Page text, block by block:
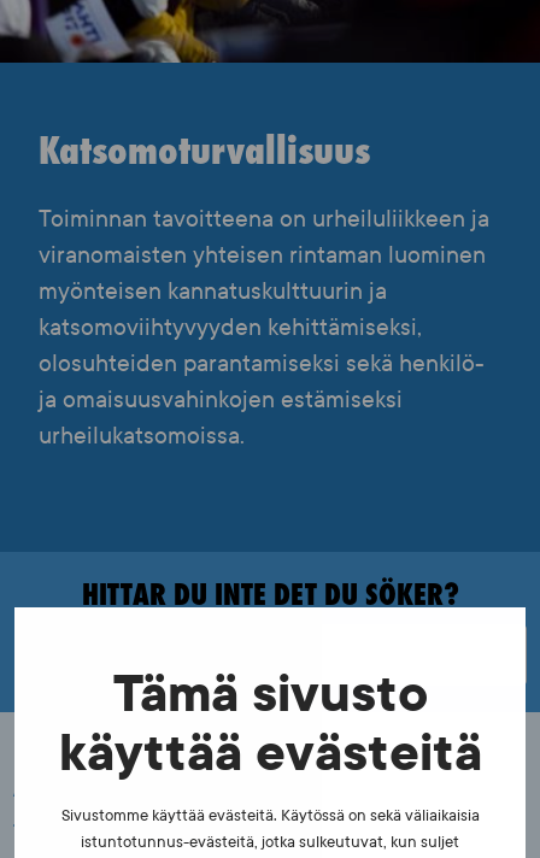
Tämä sivusto
käyttää evästeitä
Sivustomme käyttää evästeitä. Käytössä on sekä väliaikaisia
istuntotunnus-evästeitä, jotka sulkeutuvat, kun suljet
Katsomoturvallisuus
Toiminnan tavoitteena on urheiluliikkeen ja
viranomaisten yhteisen rintaman luominen
myönteisen kannatuskulttuurin ja
katsomoviihtyvyyden kehittämiseksi,
olosuhteiden parantamiseksi sekä henkilö-
ja omaisuusvahinkojen estämiseksi
urheilukatsomoissa.
HITTAR DU INTE DET DU SÖKER?
Antidopingverksamhet
Tävlingsmanipulation